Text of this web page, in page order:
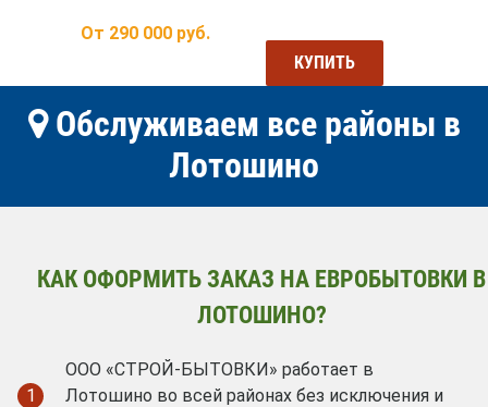
От 290 000 руб.
КУПИТЬ
Обслуживаем все районы в
Лотошино
КАК ОФОРМИТЬ ЗАКАЗ НА ЕВРОБЫТОВКИ В
ЛОТОШИНО?
1
ООО «СТРОЙ-БЫТОВКИ» работает в
Лотошино во всей районах без исключения и